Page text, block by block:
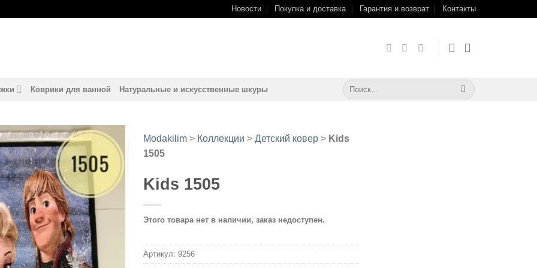
Новости Покупка и доставка Гарантия и возврат Контакты
Коврики для ванной Натуральные и искусственные шкуры
Искать:
Добавить
избранное
Modakilim > Коллекции > Детский ковер > Kids
1505
Kids 1505
Этого товара нет в наличии, заказ недоступен.
Артикул: 9256